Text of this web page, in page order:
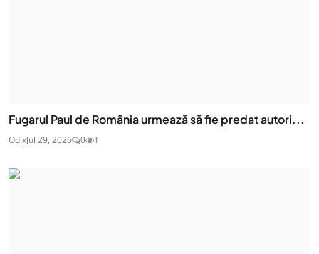
Fugarul Paul de România urmează să fie predat autori...
OdixJul 29, 2026 0 1